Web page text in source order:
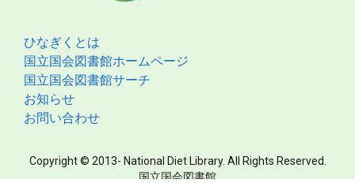
ひなぎくとは
国立国会図書館ホームページ
国立国会図書館サーチ
お知らせ
お問い合わせ
Copyright © 2013- National Diet Library. All Rights Reserved.